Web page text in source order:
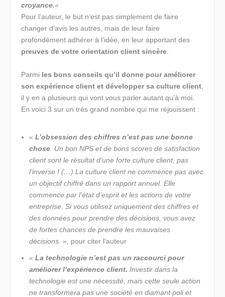
croyance.«
Pour l’auteur, le but n’est pas simplement de faire
changer d’avis les autres, mais de leur faire
profondément adhérer à l’idée, en leur apportant des
preuves de votre orientation client sincère.
Parmi les bons conseils qu’il donne pour améliorer
son expérience client et développer sa culture client
il y en a plusieurs qui vont vous parler autant qu’à moi.
En voici 3 sur un très grand nombre qui me réjouissent :
«L’obsession des chiffres n’est pas une bonne
chose . Un bon NPS et de bons scores de satisfaction
client sont le résultat d’une forte culture client, pas
l’inverse ! (…) La culture client ne commence pas avec
un objectif chiffré dans un rapport annuel. Elle
commence par l’état d’esprit et les actions de votre
entreprise. Si vous utilisez uniquement des chiffres et
des données pour prendre des décisions, vous avez
de fortes chances de prendre les mauvaises
décisions. », pour citer l’auteur
«La technologie n’est pas un raccourci pour
améliorer l’expérience client. Investir dans la
technologie est une nécessité, mais cette seule action
ne transformera pas une société en diamant poli et